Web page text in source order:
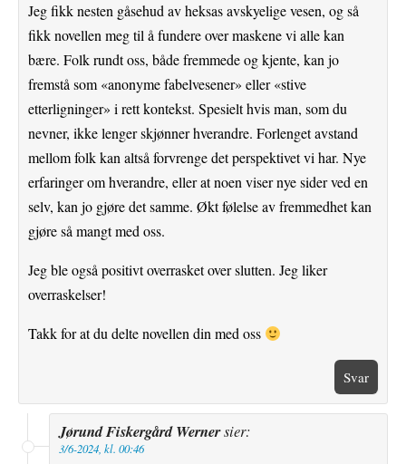
Jeg fikk nesten gåsehud av heksas avskyelige vesen, og så
fikk novellen meg til å fundere over maskene vi alle kan
bære. Folk rundt oss, både fremmede og kjente, kan jo
fremstå som «anonyme fabelvesener» eller «stive
etterligninger» i rett kontekst. Spesielt hvis man, som du
nevner, ikke lenger skjønner hverandre. Forlenget avstand
mellom folk kan altså forvrenge det perspektivet vi har. Nye
erfaringer om hverandre, eller at noen viser nye sider ved en
selv, kan jo gjøre det samme. Økt følelse av fremmedhet kan
gjøre så mangt med oss.
Jeg ble også positivt overrasket over slutten. Jeg liker
overraskelser!
Takk for at du delte novellen din med oss
Svar
Jørund Fiskergård Wernersier:
3/6-2024, kl. 00:46